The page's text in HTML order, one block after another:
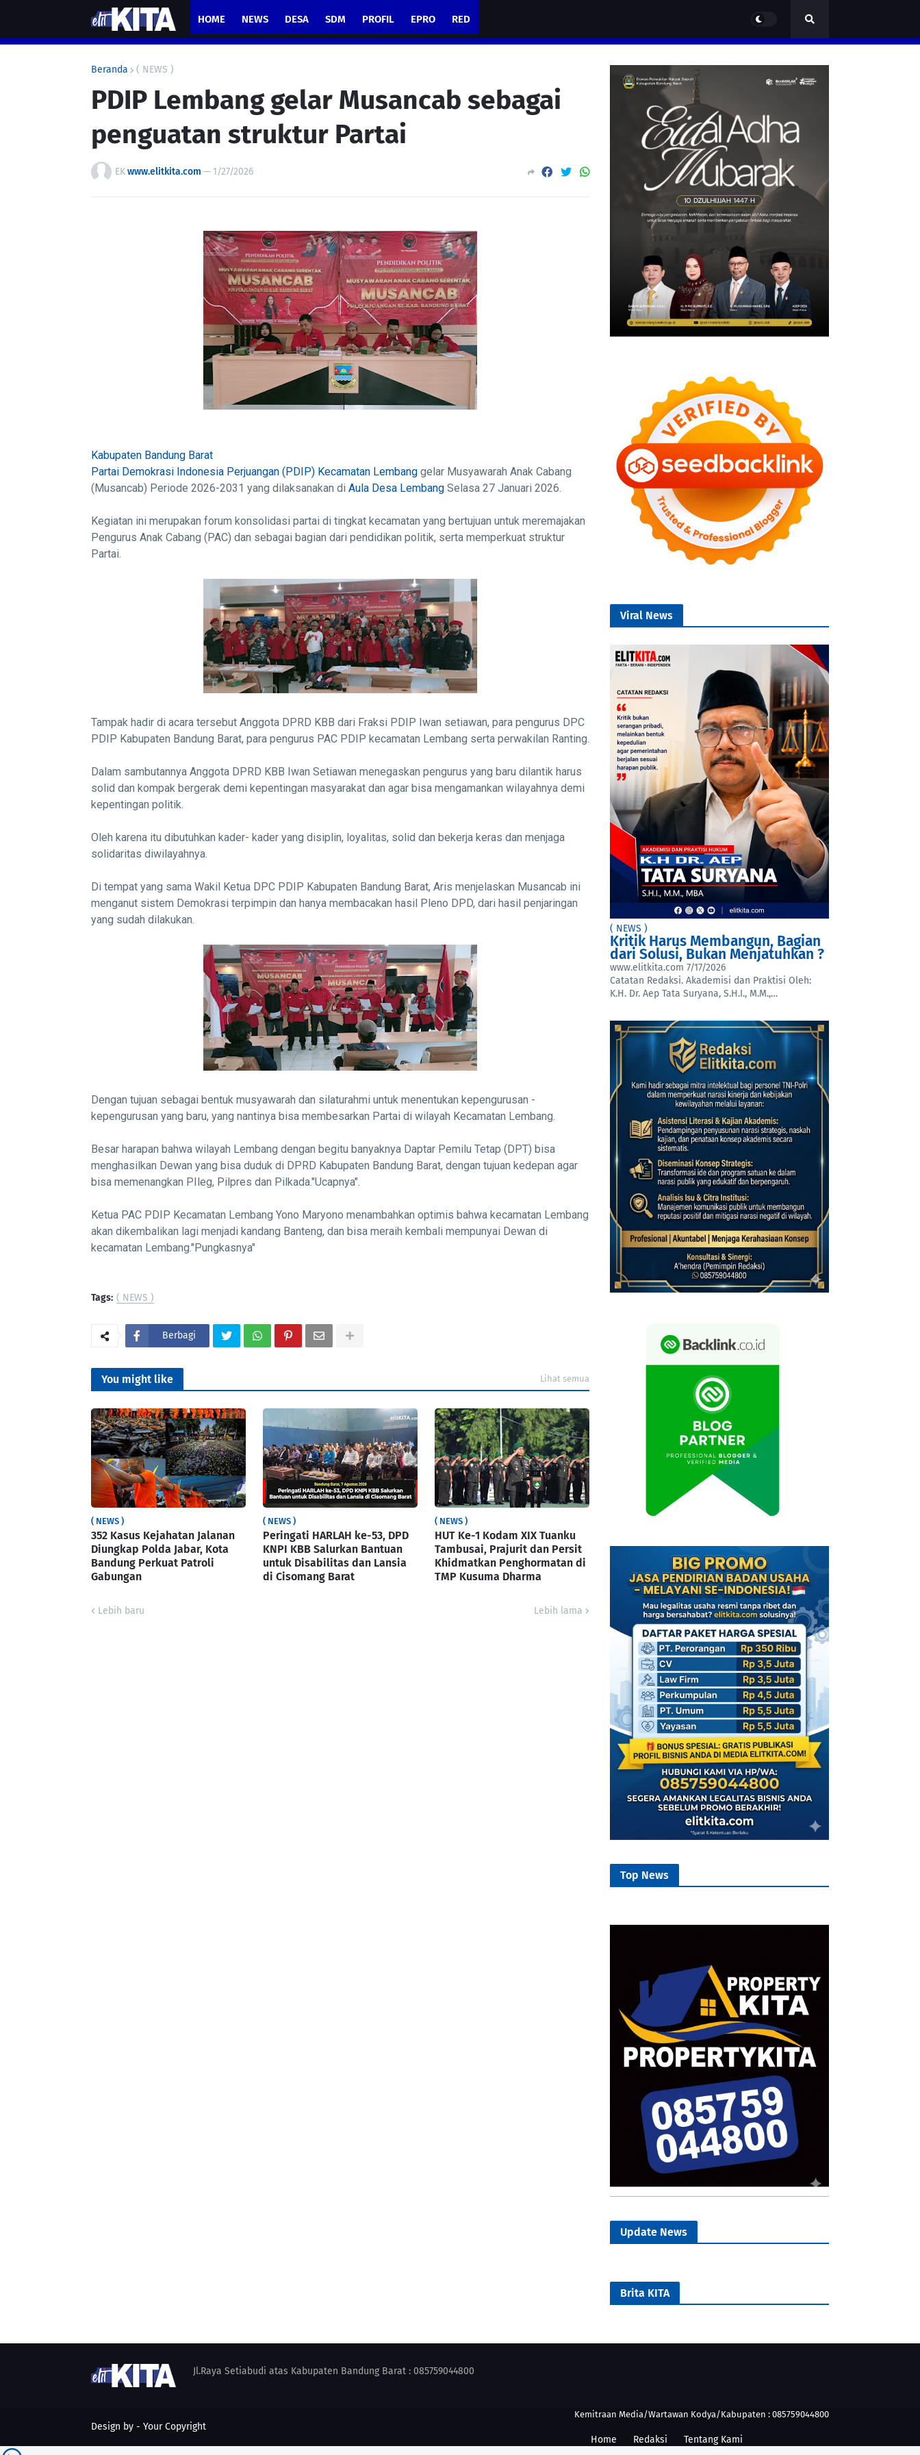
HOME NEWS DESA SDM PROFIL EPRO RED
Beranda ( NEWS )
PDIP Lembang gelar Musancab sebagai
penguatan struktur Partai
EKwww.elitkita.com — 1/27/2026
Kabupaten Bandung Barat
Partai Demokrasi Indonesia Perjuangan (PDIP) Kecamatan Lembang gelar Musyawarah Anak Cabang
(Musancab) Periode 2026-2031 yang dilaksanakan di Aula Desa Lembang Selasa 27 Januari 2026.
Kegiatan ini merupakan forum konsolidasi partai di tingkat kecamatan yang bertujuan untuk meremajakan
Pengurus Anak Cabang (PAC) dan sebagai bagian dari pendidikan politik, serta memperkuat struktur
Partai.
Tampak hadir di acara tersebut Anggota DPRD KBB dari Fraksi PDIP Iwan setiawan, para pengurus DPC
PDIP Kabupaten Bandung Barat, para pengurus PAC PDIP kecamatan Lembang serta perwakilan Ranting.
Dalam sambutannya Anggota DPRD KBB Iwan Setiawan menegaskan pengurus yang baru dilantik harus
solid dan kompak bergerak demi kepentingan masyarakat dan agar bisa mengamankan wilayahnya demi
kepentingan politik.
Oleh karena itu dibutuhkan kader- kader yang disiplin, loyalitas, solid dan bekerja keras dan menjaga
solidaritas diwilayahnya.
Di tempat yang sama Wakil Ketua DPC PDIP Kabupaten Bandung Barat, Aris menjelaskan Musancab ini
menganut sistem Demokrasi terpimpin dan hanya membacakan hasil Pleno DPD, dari hasil penjaringan
yang sudah dilakukan.
Dengan tujuan sebagai bentuk musyawarah dan silaturahmi untuk menentukan kepengurusan -
kepengurusan yang baru, yang nantinya bisa membesarkan Partai di wilayah Kecamatan Lembang.
Besar harapan bahwa wilayah Lembang dengan begitu banyaknya Daptar Pemilu Tetap (DPT) bisa
menghasilkan Dewan yang bisa duduk di DPRD Kabupaten Bandung Barat, dengan tujuan kedepan agar
bisa memenangkan PIleg, Pilpres dan Pilkada."Ucapnya".
Ketua PAC PDIP Kecamatan Lembang Yono Maryono menambahkan optimis bahwa kecamatan Lembang
akan dikembalikan lagi menjadi kandang Banteng, dan bisa meraih kembali mempunyai Dewan di
kecamatan Lembang."Pungkasnya"
Tags: ( NEWS )
Berbagi
You might like Lihat semua
( NEWS )
352 Kasus Kejahatan Jalanan
Diungkap Polda Jabar, Kota
Bandung Perkuat Patroli
Gabungan
( NEWS )
Peringati HARLAH ke-53, DPD
KNPI KBB Salurkan Bantuan
untuk Disabilitas dan Lansia
di Cisomang Barat
( NEWS )
HUT Ke-1 Kodam XIX Tuanku
Tambusai, Prajurit dan Persit
Khidmatkan Penghormatan di
TMP Kusuma Dharma
Lebih baru Lebih lama
Viral News
( NEWS )
Kritik Harus Membangun, Bagian
dari Solusi, Bukan Menjatuhkan ?
www.elitkita.com 7/17/2026
Catatan Redaksi. Akademisi dan Praktisi Oleh:
K.H. Dr. Aep Tata Suryana, S.H.I., M.M.,…
Top News
Update News
Brita KITA
Jl.Raya Setiabudi atas Kabupaten Bandung Barat : 085759044800
Design by - Your Copyright
Kemitraan Media/Wartawan Kodya/Kabupaten : 085759044800
Home Redaksi Tentang Kami